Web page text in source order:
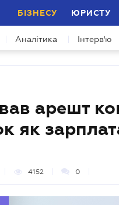
БІЗНЕСУ ЮРИСТУ
Аналітика Інтерв'ю
арешт
як
4152 0